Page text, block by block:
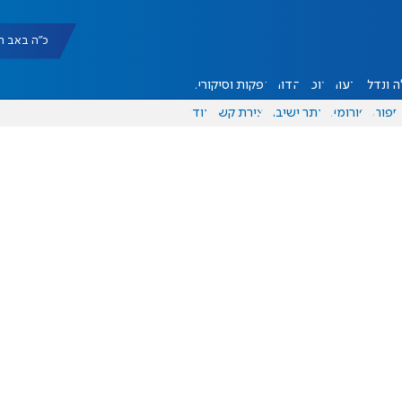
כ"ה באב תשפ"ו
ונדל"ן דעות אוכל יהדות הפקות וסיקורים
ספורט פורומים אתר ישיבה יצירת קשר עוד